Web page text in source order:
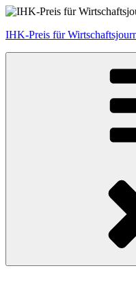
Zum
springen
IHK-Preis für